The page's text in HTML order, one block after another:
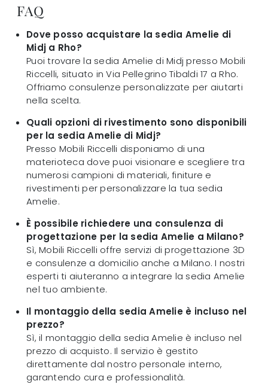
FAQ
Dove posso acquistare la sedia Amelie di
Midj a Rho?
Puoi trovare la sedia Amelie di Midj presso Mobili
Riccelli, situato in Via Pellegrino Tibaldi 17 a Rho.
Offriamo consulenze personalizzate per aiutarti
nella scelta.
Quali opzioni di rivestimento sono disponibili
per la sedia Amelie di Midj?
Presso Mobili Riccelli disponiamo di una
materioteca dove puoi visionare e scegliere tra
numerosi campioni di materiali, finiture e
rivestimenti per personalizzare la tua sedia
Amelie.
È possibile richiedere una consulenza di
progettazione per la sedia Amelie a Milano?
Sì, Mobili Riccelli offre servizi di progettazione 3D
e consulenze a domicilio anche a Milano. I nostri
esperti ti aiuteranno a integrare la sedia Amelie
nel tuo ambiente.
Il montaggio della sedia Amelie è incluso nel
prezzo?
Sì, il montaggio della sedia Amelie è incluso nel
prezzo di acquisto. Il servizio è gestito
direttamente dal nostro personale interno,
garantendo cura e professionalità.